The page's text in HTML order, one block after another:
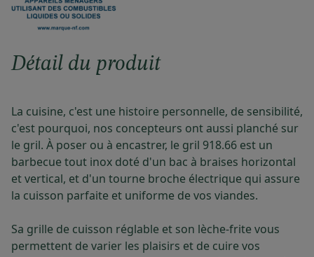
Détail du produit
La cuisine, c'est une histoire personnelle, de sensibilité,
c'est pourquoi, nos concepteurs ont aussi planché sur
le gril. À poser ou à encastrer, le gril 918.66 est un
barbecue tout inox doté d'un bac à braises horizontal
et vertical, et d'un tourne broche électrique qui assure
la cuisson parfaite et uniforme de vos viandes.
Sa grille de cuisson réglable et son lèche-frite vous
permettent de varier les plaisirs et de cuire vos